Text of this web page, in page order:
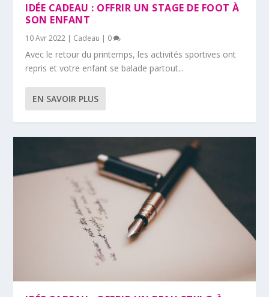
IDÉE CADEAU : OFFRIR UN STAGE DE FOOT À
SON ENFANT
10 Avr 2022 | Cadeau | 0
Avec le retour du printemps, les activités sportives ont
repris et votre enfant se balade partout...
EN SAVOIR PLUS